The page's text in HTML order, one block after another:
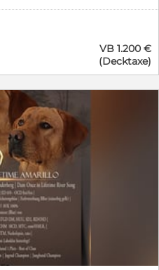
verschmust,
Hunden
VB 1.200 €
(Decktaxe)